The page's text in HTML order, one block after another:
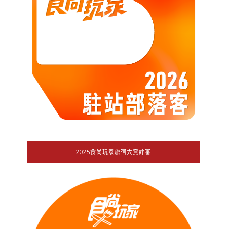
2025食尚玩家旅宿大賞評審